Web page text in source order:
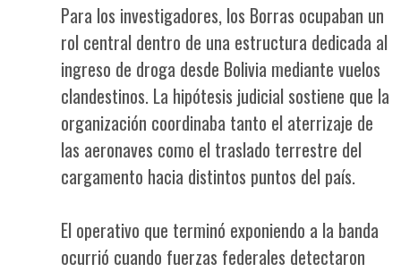
Para los investigadores, los Borras ocupaban un
rol central dentro de una estructura dedicada al
ingreso de droga desde Bolivia mediante vuelos
clandestinos. La hipótesis judicial sostiene que la
organización coordinaba tanto el aterrizaje de
las aeronaves como el traslado terrestre del
cargamento hacia distintos puntos del país.
El operativo que terminó exponiendo a la banda
ocurrió cuando fuerzas federales detectaron